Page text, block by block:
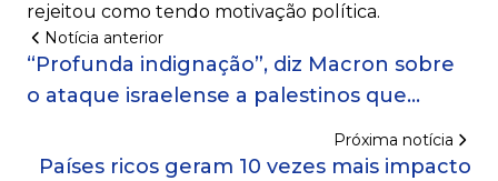
rejeitou como tendo motivação política.
Notícia anterior
“Profunda indignação”, diz Macron sobre
o ataque israelense a palestinos que
Próxima notícia
Países ricos geram 10 vezes mais impacto